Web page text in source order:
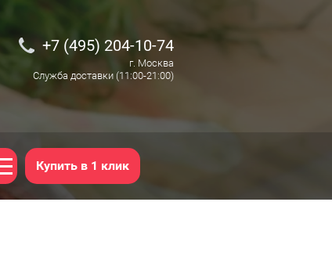
+7 (495) 204-10-74
г. Москва
Служба доставки (11:00-21:00)
Купить в 1 клик